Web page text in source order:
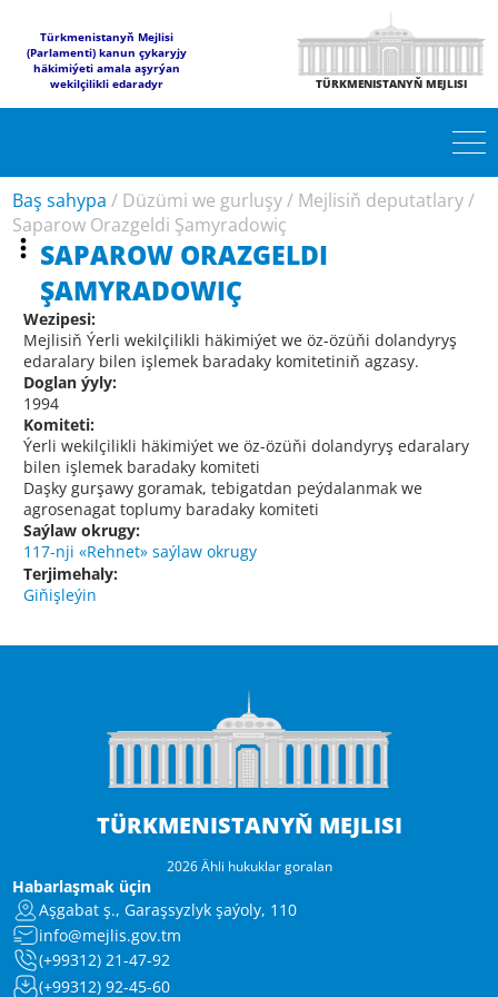
Türkmenistanyň Mejlisi
(Parlamenti) kanun çykaryjy
häkimiýeti amala aşyrýan
wekilçilikli edaradyr
TÜRKMENISTANYŇ MEJLISI
Baş sahypa / Düzümi we gurluşy/ Mejlisiň deputatlary/
Saparow Orazgeldi Şamyradowiç
SAPAROW ORAZGELDI
ŞAMYRADOWIÇ
Wezipesi:
Mejlisiň Ýerli wekilçilikli häkimiýet we öz-özüňi dolandyryş
edaralary bilen işlemek baradaky komitetiniň agzasy.
Doglan ýyly:
1994
Komiteti:
Ýerli wekilçilikli häkimiýet we öz-özüňi dolandyryş edaralary
bilen işlemek baradaky komiteti
Daşky gurşawy goramak, tebigatdan peýdalanmak we
agrosenagat toplumy baradaky komiteti
Saýlaw okrugy:
117-nji «Rehnet» saýlaw okrugy
Terjimehaly:
Giňişleýin
TÜRKMENISTANYŇ MEJLISI
2026 Ähli hukuklar goralan
Habarlaşmak üçin
Aşgabat ş., Garaşsyzlyk şaýoly, 110
info@mejlis.gov.tm
(+99312) 21-47-92
(+99312) 92-45-60